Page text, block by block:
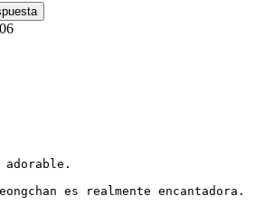
es realmente encantadora.